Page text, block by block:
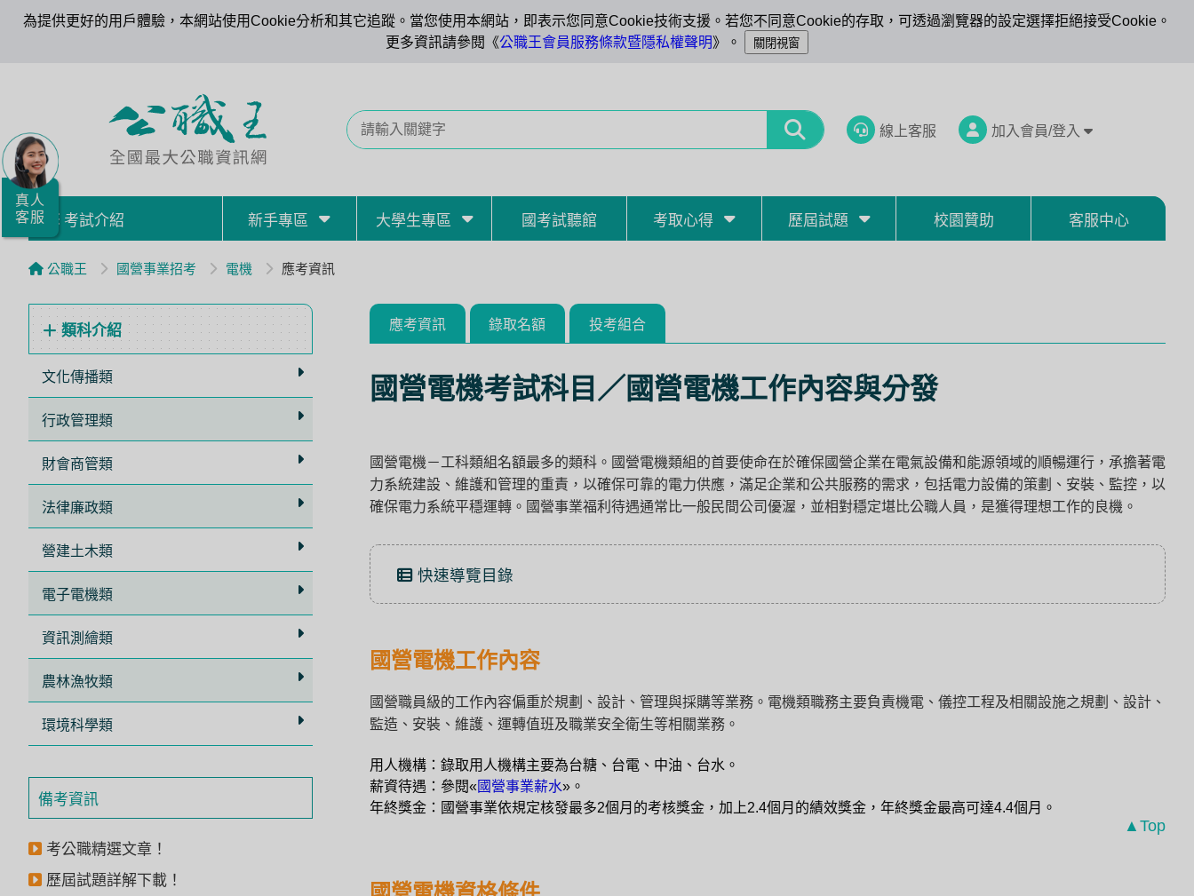
為提供更好的用戶體驗，本網站使用Cookie分析和其它追蹤。當您使用本網站，即表示您同意Cookie技術支援。若您不同意Cookie的存取，可透過瀏覽器的設定選擇拒絕接受Cookie。
更多資訊請參閱《公職王會員服務條款暨隱私權聲明》。
線上客服 加入會員/登入
考試介紹 新手專區 大學生專區 國考試聽館 考取心得 歷屆試題 校園贊助 客服中心
公職王 國營事業招考 電機 應考資訊
類科介紹
文化傳播類
行政管理類
財會商管類
法律廉政類
營建土木類
電子電機類
資訊測繪類
農林漁牧類
環境科學類
備考資訊
考公職精選文章！
歷屆試題詳解下載！
應考資訊 錄取名額 投考組合
國營電機考試科目／國營電機工作內容與分發
國營電機－工科類組名額最多的類科。國營電機類組的首要使命在於確保國營企業在電氣設備和能源領域的順暢運行，承擔著電
力系統建設、維護和管理的重責，以確保可靠的電力供應，滿足企業和公共服務的需求，包括電力設備的策劃、安裝、監控，以
確保電力系統平穩運轉。國營事業福利待遇通常比一般民間公司優渥，並相對穩定堪比公職人員，是獲得理想工作的良機。
快速導覽目錄
國營電機工作內容
國營職員級的工作內容偏重於規劃、設計、管理與採購等業務。電機類職務主要負責機電、儀控工程及相關設施之規劃、設計、
監造、安裝、維護、運轉值班及職業安全衛生等相關業務。
用人機構：錄取用人機構主要為台糖、台電、中油、台水。
薪資待遇：參閱« 國營事業薪水»。
年終獎金：國營事業依規定核發最多2個月的考核獎金，加上2.4個月的績效獎金，年終獎金最高可達4.4個月。
▲Top
真人
客服
職/
就
業/
證
務
據
點
即
LINE
方
人
得